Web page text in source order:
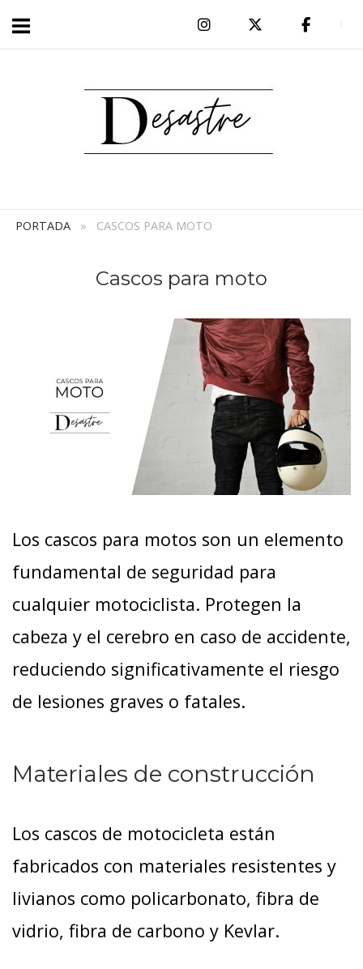
PORTADA » CASCOS PARA MOTO
Cascos para moto
Los cascos para motos son un elemento
fundamental de seguridad para
cualquier motociclista. Protegen la
cabeza y el cerebro en caso de accidente,
reduciendo significativamente el riesgo
de lesiones graves o fatales.
Materiales de construcción
Los cascos de motocicleta están
fabricados con materiales resistentes y
livianos como policarbonato, fibra de
vidrio, fibra de carbono y Kevlar.